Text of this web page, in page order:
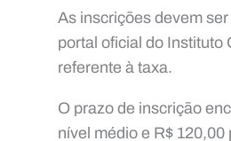
As inscrições devem
portal oficial do Instituto
referente à taxa.
O prazo de inscrição
nível médio e R$